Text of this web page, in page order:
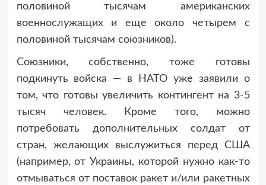
половиной тысячам американских
военнослужащих и еще около четырем с
половиной тысячам союзников).
Союзники, собственно, тоже готовы
подкинуть войска — в НАТО уже заявили о
том, что готовы увеличить контингент на 3-5
тысяч человек. Кроме того, можно
потребовать дополнительных солдат от
стран, желающих выслужиться перед США
(например, от Украины, которой нужно как-то
отмываться от поставок ракет и/или ракетных